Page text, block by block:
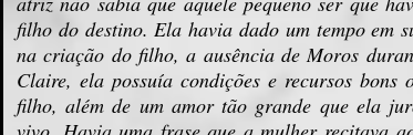
filho do destino. Ela havia dado um tempo
na criação do filho, a ausência de Moros
Claire, ela possuía condições e recursos
filho, além de um amor tão grande que ela